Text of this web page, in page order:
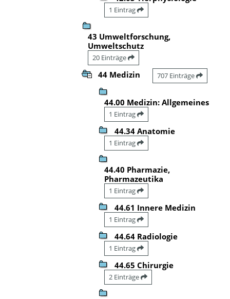
1 Eintrag
43 Umweltforschung,
Umweltschutz
20 Einträge
44 Medizin 707 Einträge
44.00 Medizin: Allgemeines
1 Eintrag
44.34 Anatomie
1 Eintrag
44.40 Pharmazie,
Pharmazeutika
1 Eintrag
44.61 Innere Medizin
1 Eintrag
44.64 Radiologie
1 Eintrag
44.65 Chirurgie
2 Einträge